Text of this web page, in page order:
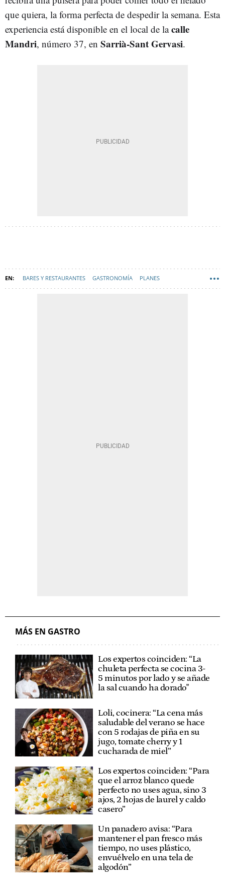
que quiera, la forma perfecta de despedir la semana. Esta
experiencia está disponible en el local de lacalle
Mandri, número 37, en Sarrià-Sant Gervasi.
BARES Y RESTAURANTES GASTRONOMÍA PLANES
MÁS EN GASTRO
Los expertos coinciden: “La
chuleta perfecta se cocina 3-
5 minutos por lado y se añade
la sal cuando ha dorado"
Loli, cocinera: “La cena más
saludable del verano se hace
con 5 rodajas de piña en su
jugo, tomate cherry y 1
cucharada de miel”
Los expertos coinciden: “Para
que el arroz blanco quede
perfecto no uses agua, sino 3
ajos, 2 hojas de laurel y caldo
casero”
Un panadero avisa: “Para
mantener el pan fresco más
tiempo, no uses plástico,
envuélvelo en una tela de
algodón”